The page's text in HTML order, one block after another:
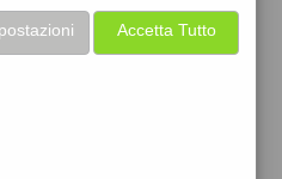
premiaogni volta che la usi
da convertire inbuoni sconto
fare la spesa, fare
Accetta Tutto